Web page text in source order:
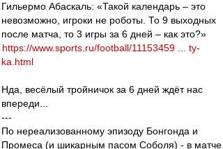
Гильермо Абаскаль: «Такой календарь – это
невозможно, игроки не роботы. То 9 выходных
после матча, то 3 игры за 6 дней – как это?»
https://www.sports.ru/football/11153459 ... ty-
ka.html
Нда, весёлый тройничок за 6 дней ждёт нас
впереди...
---
По нереализованному эпизоду Бонгонда и
Промеса (и шикарным пасом Соболя) - в матче